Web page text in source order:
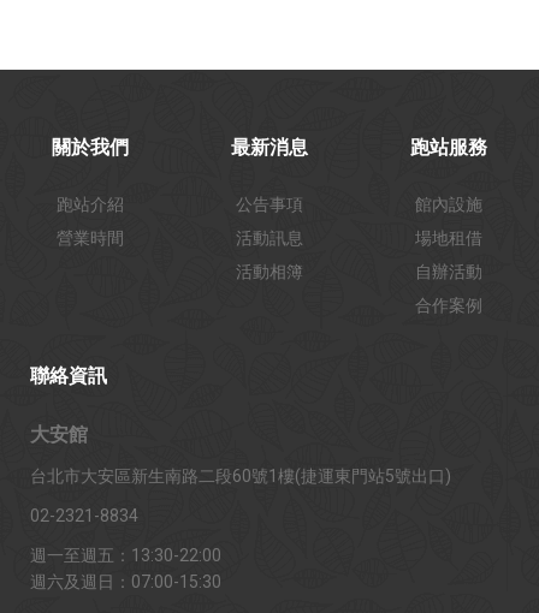
關於我們
跑站介紹
營業時間
最新消息
公告事項
活動訊息
活動相簿
跑站服務
館內設施
場地租借
自辦活動
合作案例
聯絡資訊
大安館
台北市大安區新生南路二段60號1樓(捷運東門站5號出口)
02-2321-8834
週一至週五：13:30-22:00
週六及週日：07:00-15:30